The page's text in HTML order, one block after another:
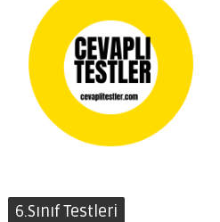
6.Sınıf Testleri